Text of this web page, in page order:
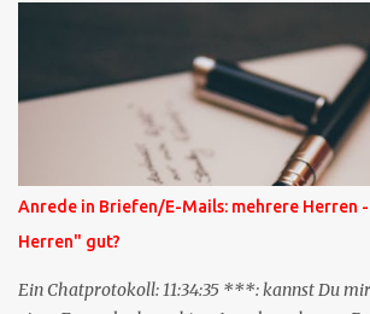
Mails lang, wird also etwa vier Monate
Mailangebote dieser Art sehen Sie auf meiner
oben rechts im Blog. Die Profilfragen werde
der normalen XING-Tipp-Mail entfernen, da
Stelle pflegen muss.
Anrede in Briefen/E-Mails: mehrere Herren
Herren" gut?
Ein Chatprotokoll: 11:34:35 ***: kannst Du